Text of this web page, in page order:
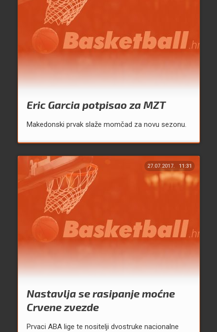
Eric Garcia potpisao za MZT
Makedonski prvak slaže momčad za novu sezonu.
27.07.2017. 11:31
Nastavlja se rasipanje moćne
Crvene zvezde
Prvaci ABA lige te nositelji dvostruke nacionalne